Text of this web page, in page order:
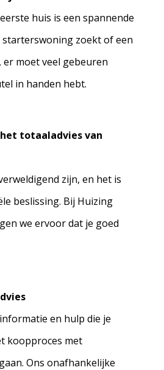
huis is een spannende
starterswoning zoekt of een
moet veel gebeuren
in handen hebt.
totaaladvies van
zijn, en het is
beslissing. Bij Huizing
we ervoor dat je goed
en hulp die je
koopproces met
Ons onafhankelijke